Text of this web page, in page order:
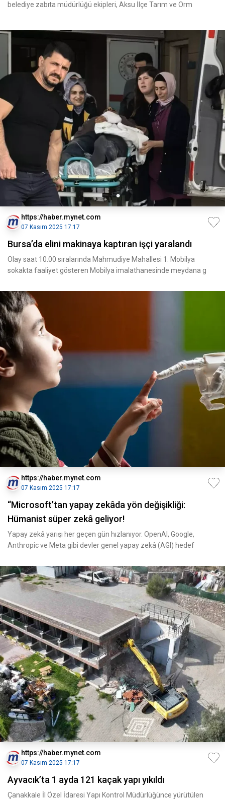
belediye zabıta müdürlüğü ekipleri, Aksu İlçe Tarım ve Orm
https://haber.mynet.com
07 Kasım 2025 17:17
Bursa’da elini makinaya kaptıran işçi yaralandı
Olay saat 10.00 sıralarında Mahmudiye Mahallesi 1. Mobilya
sokakta faaliyet gösteren Mobilya imalathanesinde meydana g
https://haber.mynet.com
07 Kasım 2025 17:17
“Microsoft’tan yapay zekâda yön değişikliği:
Hümanist süper zekâ geliyor!
Yapay zekâ yarışı her geçen gün hızlanıyor. OpenAI, Google,
Anthropic ve Meta gibi devler genel yapay zekâ (AGI) hedef
https://haber.mynet.com
07 Kasım 2025 17:17
Ayvacık’ta 1 ayda 121 kaçak yapı yıkıldı
Çanakkale İl Özel İdaresi Yapı Kontrol Müdürlüğünce yürütülen